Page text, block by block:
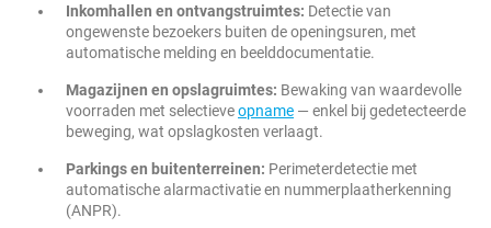
Inkomhallen en ontvangstruimtes: Detectie van
ongewenste bezoekers buiten de openingsuren, met
automatische melding en beelddocumentatie.
Magazijnen en opslagruimtes: Bewaking van waardevolle
voorraden met selectieveopname — enkel bij gedetecteerde
beweging, wat opslagkosten verlaagt.
Parkings en buitenterreinen: Perimeterdetectie met
automatische alarmactivatie en nummerplaatherkenning
(ANPR).